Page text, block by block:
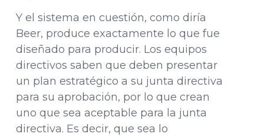
Y el sistema en cuestión, como diría
Beer, produce exactamente lo que fue
diseñado para producir. Los equipos
directivos saben que deben presentar
un plan estratégico a su junta directiva
para su aprobación, por lo que crean
uno que sea aceptable para la junta
directiva. Es decir, que sea lo